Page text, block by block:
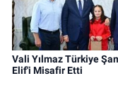
Vali Yılmaz Türkiye
Elif'i Misafir Etti